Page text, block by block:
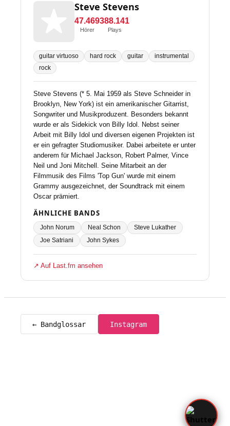
Steve Stevens
47.469
Hörer
388.141
Plays
guitar virtuoso hard rock guitar
instrumental
rock
Steve Stevens (* 5. Mai 1959 als Steve Schneider in
Brooklyn, New York) ist ein amerikanischer Gitarrist,
Songwriter und Musikproduzent. Besonders bekannt
wurde er als Sidekick von Billy Idol. Nebst seiner
Arbeit mit Billy Idol und diversen eigenen Projekten ist
er ein gefragter Studiomusiker. Dabei arbeitete er unter
anderem für Michael Jackson, Robert Palmer, Vince
Neil und Joni Mitchell. Seine Mitarbeit an der
Filmmusik des Films 'Top Gun' wurde mit einem
Grammy ausgezeichnet, der Soundtrack mit einem
Oscar prämiert.
ÄHNLICHE BANDS
John Norum Neal Schon
Steve Lukather
Joe Satriani
John Sykes
↗ Auf Last.fm ansehen
← Bandglossar Instagram